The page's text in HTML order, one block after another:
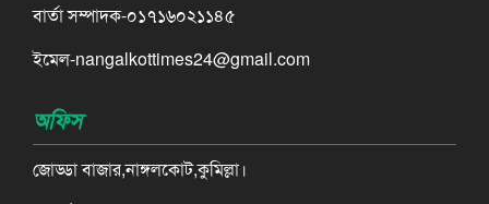
বার্তা সম্পাদক-০১৭১৬০২১১৪৫
ইমেল-nangalkottimes24@gmail.com
অফিস
জোড্ডা বাজার,নাঙ্গলকোট,কুমিল্লা।